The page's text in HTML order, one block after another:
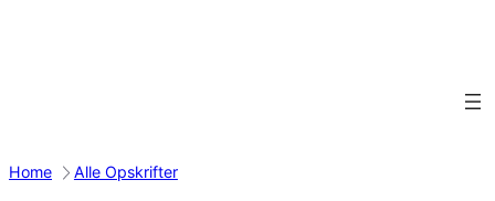
Home Alle Opskrifter